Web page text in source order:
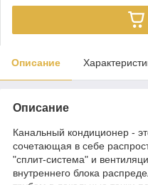
Описание
Описание
Канальный кондиционер -
сочетающая в себе
"сплит-система" и
внутреннего блока